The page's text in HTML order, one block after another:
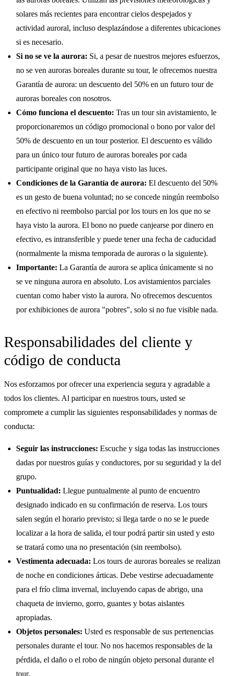
solares más recientes para encontrar cielos despejados y
actividad auroral, incluso desplazándose a diferentes ubicaciones
si es necesario.
Si no se ve la aurora: Si, a pesar de nuestros mejores esfuerzos,
no se ven auroras boreales durante su tour, le ofrecemos nuestra
Garantía de aurora: un descuento del 50% en un futuro tour de
auroras boreales con nosotros.
Cómo funciona el descuento: Tras un tour sin avistamiento, le
proporcionaremos un código promocional o bono por valor del
50% de descuento en un tour posterior. El descuento es válido
para un único tour futuro de auroras boreales por cada
participante original que no haya visto las luces.
Condiciones de la Garantía de aurora: El descuento del 50%
es un gesto de buena voluntad; no se concede ningún reembolso
en efectivo ni reembolso parcial por los tours en los que no se
haya visto la aurora. El bono no puede canjearse por dinero en
efectivo, es intransferible y puede tener una fecha de caducidad
(normalmente la misma temporada de auroras o la siguiente).
Importante: La Garantía de aurora se aplica únicamente si no
se ve ninguna aurora en absoluto. Los avistamientos parciales
cuentan como haber visto la aurora. No ofrecemos descuentos
por exhibiciones de aurora "pobres", solo si no fue visible nada.
Responsabilidades del cliente y
código de conducta
Nos esforzamos por ofrecer una experiencia segura y agradable a
todos los clientes. Al participar en nuestros tours, usted se
compromete a cumplir las siguientes responsabilidades y normas de
conducta:
Seguir las instrucciones: Escuche y siga todas las instrucciones
dadas por nuestros guías y conductores, por su seguridad y la del
grupo.
Puntualidad: Llegue puntualmente al punto de encuentro
designado indicado en su confirmación de reserva. Los tours
salen según el horario previsto; si llega tarde o no se le puede
localizar a la hora de salida, el tour podrá partir sin usted y esto
se tratará como una no presentación (sin reembolso).
Vestimenta adecuada: Los tours de auroras boreales se realizan
de noche en condiciones árticas. Debe vestirse adecuadamente
para el frío clima invernal, incluyendo capas de abrigo, una
chaqueta de invierno, gorro, guantes y botas aislantes
apropiadas.
Objetos personales: Usted es responsable de sus pertenencias
personales durante el tour. No nos hacemos responsables de la
pérdida, el daño o el robo de ningún objeto personal durante el
tour.